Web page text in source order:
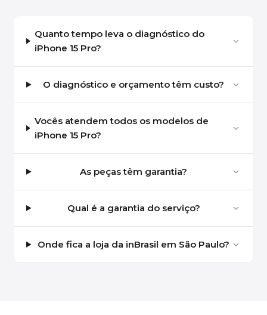
Quanto tempo leva o diagnóstico do
iPhone 15 Pro?
O diagnóstico e orçamento têm custo?
Vocês atendem todos os modelos de
iPhone 15 Pro?
As peças têm garantia?
Qual é a garantia do serviço?
Onde fica a loja da inBrasil em São Paulo?